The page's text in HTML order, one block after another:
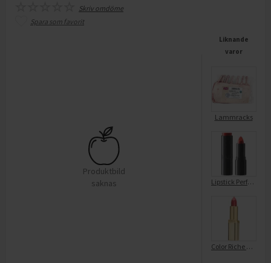
Skriv omdöme
Spara som favorit
Produktbild
saknas
Liknande
varor
Lammracks
Lipstick Perfect Moisture Classic Red 215
Color Riche Lipstick 453 Rose crème